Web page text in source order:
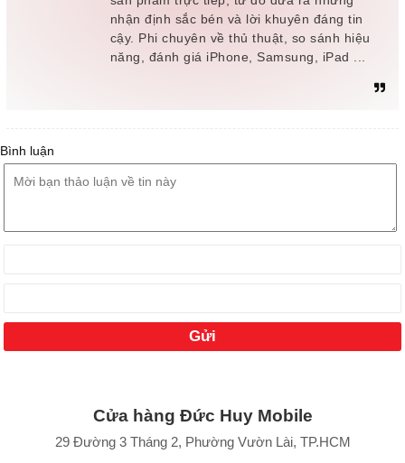
nhận định sắc bén và lời khuyên đáng tin
cậy. Phi chuyên về thủ thuật, so sánh hiệu
năng, đánh giá iPhone, Samsung, iPad ...
Bình luận
Cửa hàng Đức Huy Mobile
29 Đường 3 Tháng 2, Phường Vườn Lài, TP.HCM